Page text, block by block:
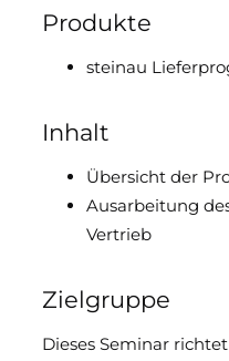
Produkte
steinau
Inhalt
Übersicht der
Ausarbeitung
Vertrieb
Zielgruppe
Dieses Seminar